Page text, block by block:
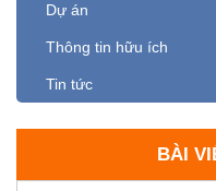
Dự án
Thông tin hữu ích
Tin tức
BÀI